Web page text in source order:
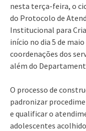
nesta terça-feira, o
do Protocolo de
Institucional para
início no dia 5 de
coordenações dos
além do
O processo de
padronizar
e qualificar o
adolescentes